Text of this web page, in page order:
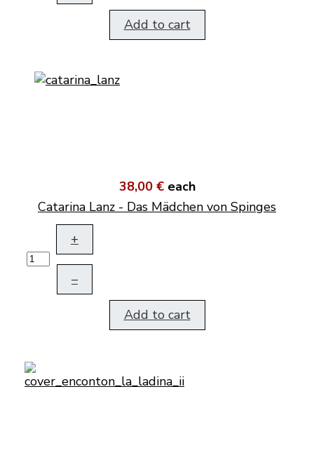
Add to cart
38,00 € each
Catarina Lanz - Das Mädchen von Spinges
+
–
Add to cart